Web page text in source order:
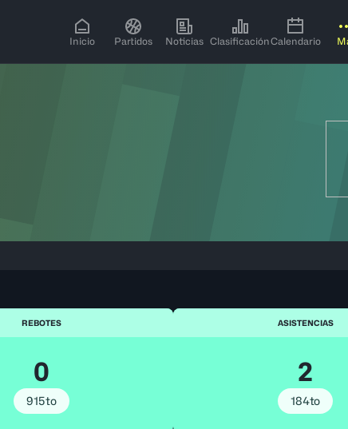
Inicio Partidos Noticias ClasificaciónCalendario
REBOTES
0
915to
ASISTENCIAS
2
184to